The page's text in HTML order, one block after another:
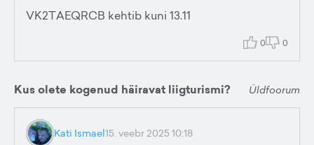
VK2TAEQRCB kehtib kuni 13.11
0 0
Kus olete kogenud häiravat liigturismi? Üldfoorum
Kati Ismael15. veebr 2025 10:18